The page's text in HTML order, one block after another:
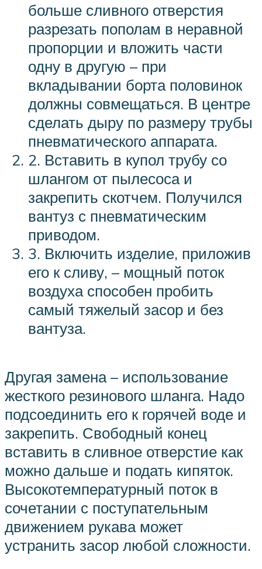
больше сливного отверстия
разрезать пополам в неравной
пропорции и вложить части
одну в другую – при
вкладывании борта половинок
должны совмещаться. В центре
сделать дыру по размеру трубы
пневматического аппарата.
2. Вставить в купол трубу со
шлангом от пылесоса и
закрепить скотчем. Получился
вантуз с пневматическим
приводом.
3. Включить изделие, приложив
его к сливу, – мощный поток
воздуха способен пробить
самый тяжелый засор и без
вантуза.
Другая замена – использование
жесткого резинового шланга. Надо
подсоединить его к горячей воде и
закрепить. Свободный конец
вставить в сливное отверстие как
можно дальше и подать кипяток.
Высокотемпературный поток в
сочетании с поступательным
движением рукава может
устранить засор любой сложности.